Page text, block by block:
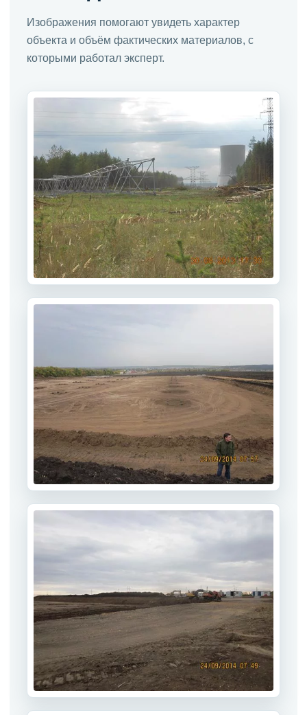
Изображения помогают увидеть характер
объекта и объём фактических материалов, с
которыми работал эксперт.